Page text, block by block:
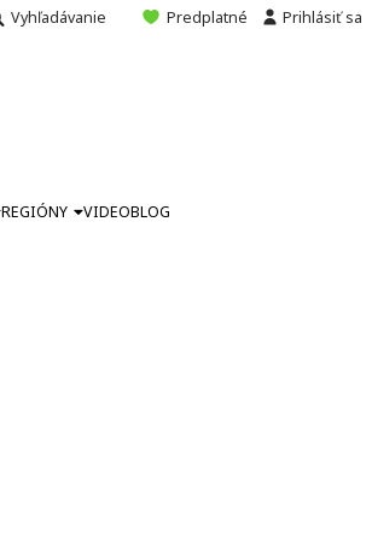
Vyhľadávanie Predplatné Prihlásiť sa
REGIÓNY VIDEOBLOG